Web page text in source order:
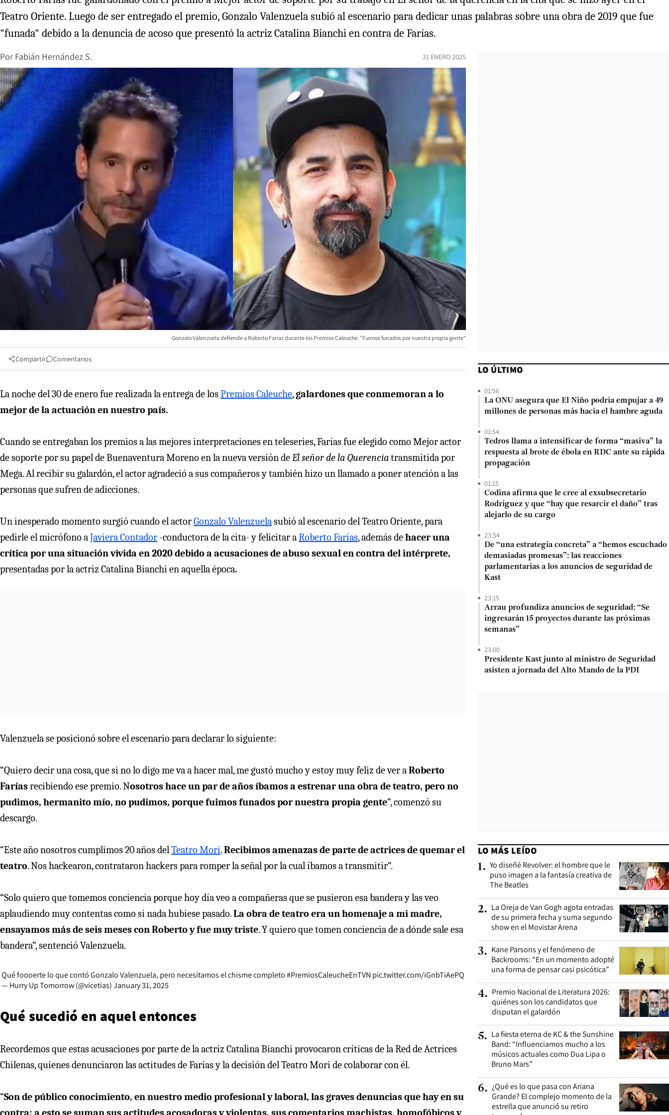
Teatro Oriente. Luego de ser entregado el premio, Gonzalo Valenzuela subió al escenario para dedicar unas palabras sobre una obra de 2019 que fue
"funada" debido a la denuncia de acoso que presentó la actriz Catalina Bianchi en contra de Farías.
Por Fabián Hernández S. 31 ENERO 2025
Gonzalo Valenzuela defiende a Roberto Farias durante los Premios Caleuche: "Fuimos funados por nuestra propia gente"
Compartir Comentarios
La noche del 30 de enero fue realizada la entrega de losPremios Caleuche,galardones que conmemoran a lo
mejor de la actuación en nuestro país.
Cuando se entregaban los premios a las mejores interpretaciones en teleseries, Farías fue elegido como Mejor actor
de soporte por su papel de Buenaventura Moreno en la nueva versión deEl señor de la Querenciatransmitida por
Mega. Al recibir su galardón, el actor agradeció a sus compañeros y también hizo un llamado a poner atención a las
personas que sufren de adicciones.
Un inesperado momento surgió cuando el actorGonzalo Valenzuelasubió al escenario del Teatro Oriente, para
pedirle el micrófono aJaviera Contador -conductora de la cita- y felicitar aRoberto Farías, además dehacer una
crítica por una situación vivida en 2020 debido a acusaciones de abuso sexual en contra del intérprete,
presentadas porla actriz Catalina Bianchi en aquella época.
Valenzuela se posicionó sobre el escenario para declarar lo siguiente:
“Quiero decir una cosa, que si no lo digo me va a hacer mal, me gustó mucho y estoy muy feliz de ver aRoberto
Faríasrecibiendo ese premio. Nosotros hace un par de años íbamos a estrenar una obra de teatro, pero no
pudimos, hermanito mío, no pudimos, porque fuimos funados por nuestra propia gente”, comenzó su
descargo.
“Este año nosotros cumplimos 20 años delTeatro Mori.Recibimos amenazas de parte de actrices de quemar el
teatro. Nos hackearon, contrataron hackers para romper la señal por la cual íbamos a transmitir”.
“Solo quiero que tomemos conciencia porque hoy día veo a compañeras que se pusieron esa bandera y las veo
aplaudiendo muy contentas como si nada hubiese pasado.La obra de teatro era un homenaje a mi madre,
ensayamos más de seis meses con Roberto y fue muy triste. Y quiero que tomen conciencia de a dónde sale esa
bandera”, sentenció Valenzuela.
Qué foooerte lo que contó Gonzalo Valenzuela, pero necesitamos el chisme completo#PremiosCaleucheEnTVN pic.twitter.com/iGnbTiAePQ
— Hurry Up Tomorrow (@vicetias)January 31, 2025
Qué sucedió en aquel entonces
Recordemos que estas acusaciones por parte de la actriz Catalina Bianchi provocaron críticas de la Red de Actrices
Chilenas, quienes denunciaron las actitudes de Farías y la decisión del Teatro Mori de colaborar con él.
“Son de público conocimiento, en nuestro medio profesional y laboral, las graves denuncias que hay en su
contra; a esto se suman sus actitudes acosadoras y violentas, sus comentarios machistas, homofóbicos y
LO ÚLTIMO
01:56
La ONU asegura que El Niño podría empujar a 49
millones de personas más hacia el hambre aguda
01:54
Tedros llama a intensificar de forma “masiva” la
respuesta al brote de ébola en RDC ante su rápida
propagación
01:15
Codina afirma que le cree al exsubsecretario
Rodríguez y que “hay que resarcir el daño” tras
alejarlo de su cargo
23:54
De “una estrategia concreta” a “hemos escuchado
demasiadas promesas”: las reacciones
parlamentarias a los anuncios de seguridad de
Kast
23:15
Arrau profundiza anuncios de seguridad: “Se
ingresarán 15 proyectos durante las próximas
semanas”
23:00
Presidente Kast junto al ministro de Seguridad
asisten a jornada del Alto Mando de la PDI
LO MÁS LEÍDO
1. Yo diseñé Revolver: el hombre que le
puso imagen a la fantasía creativa de
The Beatles
2. La Oreja de Van Gogh agota entradas
de su primera fecha y suma segundo
show en el Movistar Arena
3. Kane Parsons y el fenómeno de
Backrooms: “En un momento adopté
una forma de pensar casi psicótica”
4. Premio Nacional de Literatura 2026:
quiénes son los candidatos que
disputan el galardón
5. La fiesta eterna de KC & the Sunshine
Band: “Influenciamos mucho a los
músicos actuales como Dua Lipa o
Bruno Mars”
6. ¿Qué es lo que pasa con Ariana
Grande? El complejo momento de la
estrella que anunció su retiro